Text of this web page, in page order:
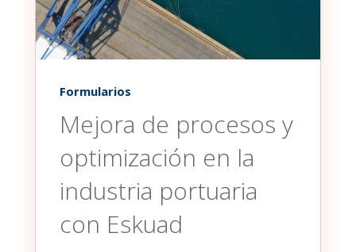
Formularios
Mejora de procesos y
optimización en la
industria portuaria
con Eskuad